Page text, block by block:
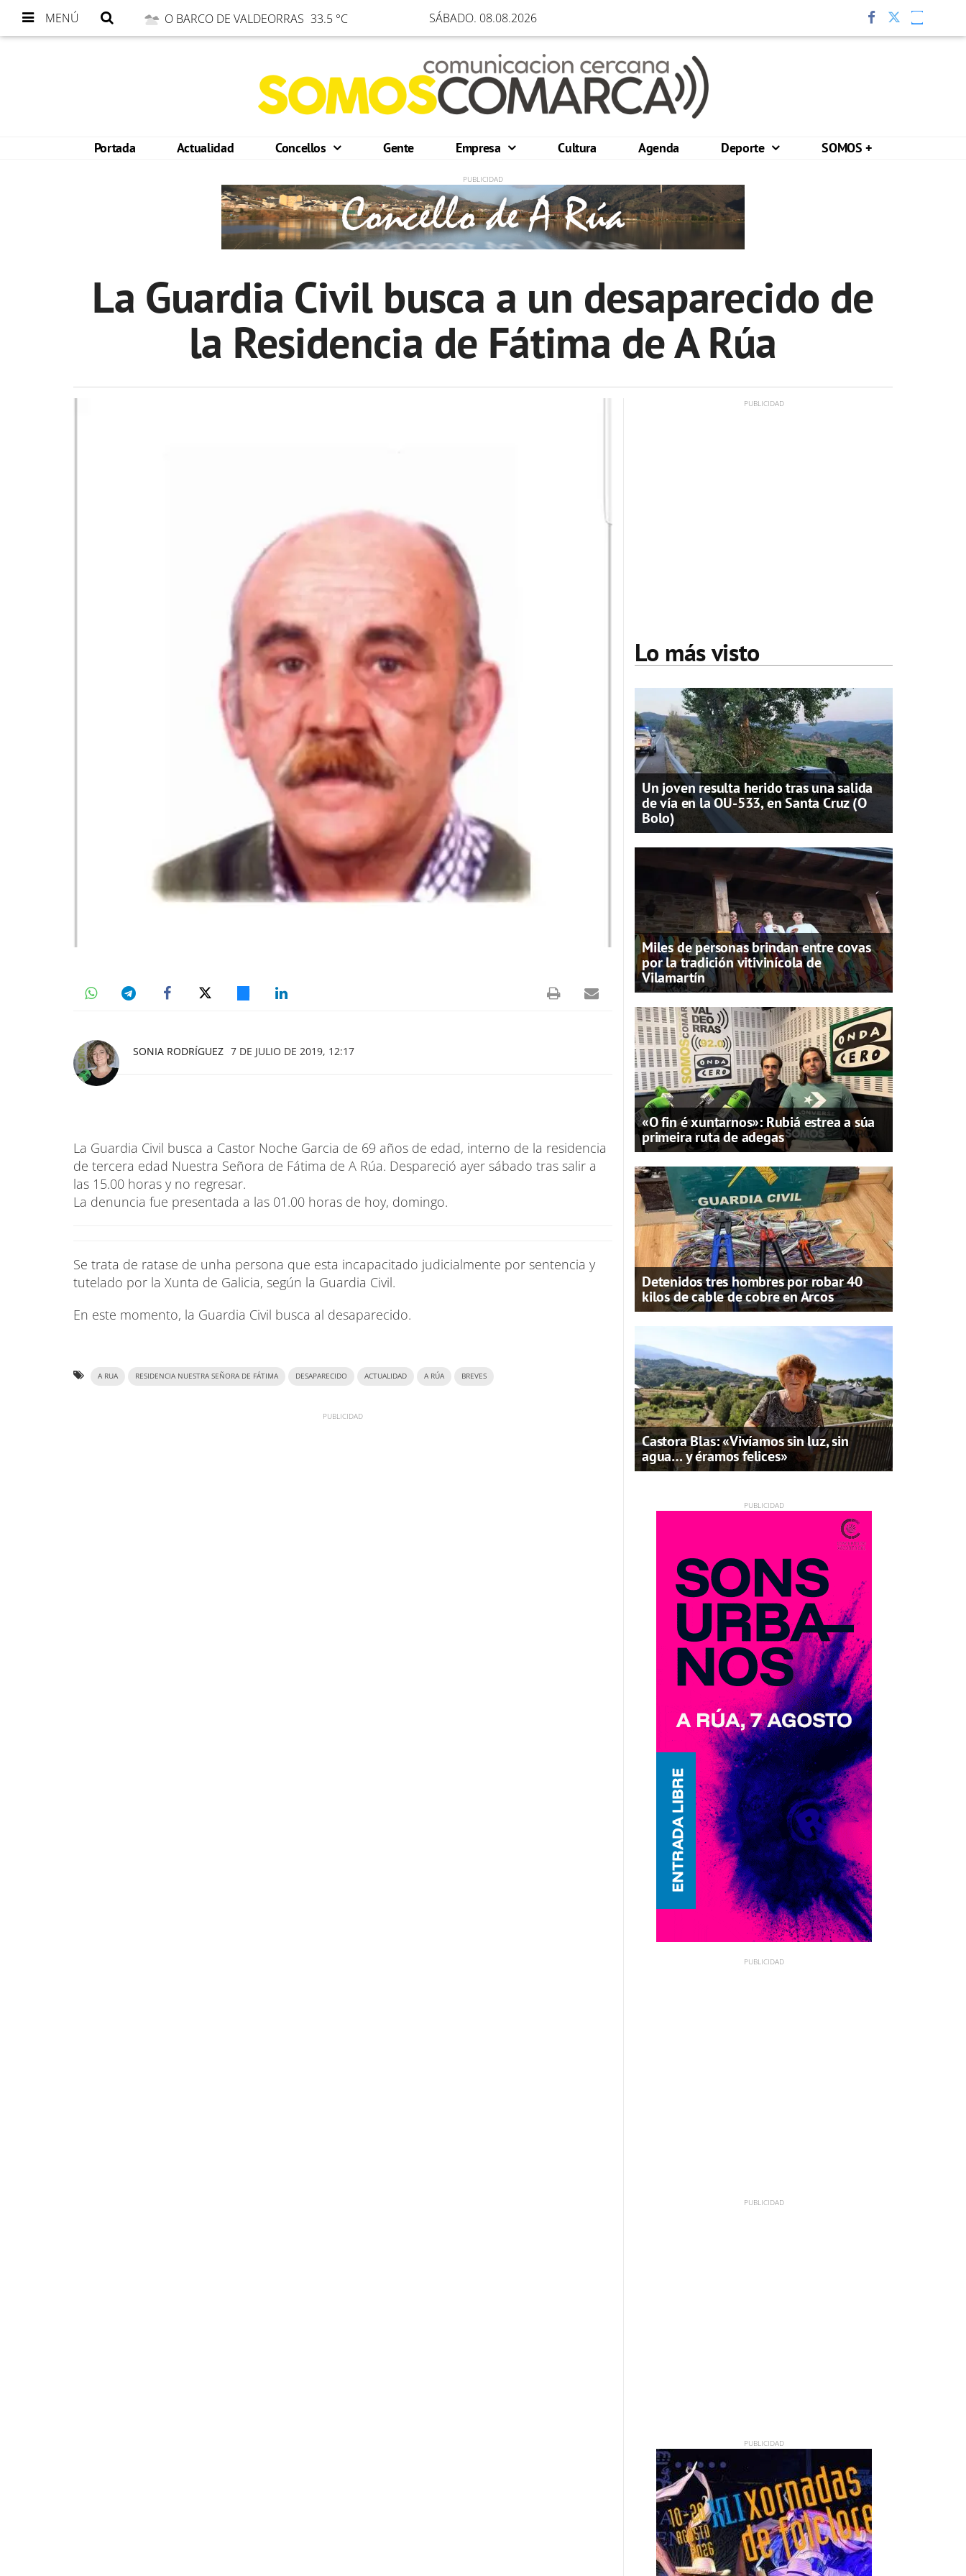
MENÚ O BARCO DE VALDEORRAS 33.5 °C SÁBADO. 08.08.2026
Portada Actualidad Concellos Gente Empresa Cultura Agenda Deporte SOMOS +
La Guardia Civil busca a un desaparecido de
la Residencia de Fátima de A Rúa
SONIA RODRÍGUEZ 7 DE JULIO DE 2019, 12:17
La Guardia Civil busca a Castor Noche Garcia de 69 años de edad, interno de la residencia
de tercera edad Nuestra Señora de Fátima de A Rúa. Despareció ayer sábado tras salir a
las 15.00 horas y no regresar.
La denuncia fue presentada a las 01.00 horas de hoy, domingo.
Se trata de ratase de unha persona que esta incapacitado judicialmente por sentencia y
tutelado por la Xunta de Galicia, según la Guardia Civil.
En este momento, la Guardia Civil busca al desaparecido.
A RUA RESIDENCIA NUESTRA SEÑORA DE FÁTIMA DESAPARECIDO ACTUALIDAD A RÚA BREVES
Lo más visto
Un joven resulta herido tras una salida
de vía en la OU-533, en Santa Cruz (O
Bolo)
Miles de personas brindan entre covas
por la tradición vitivinícola de
Vilamartín
«O fin é xuntarnos»: Rubiá estrea a súa
primeira ruta de adegas
Detenidos tres hombres por robar 40
kilos de cable de cobre en Arcos
Castora Blas: «Vivíamos sin luz, sin
agua… y éramos felices»